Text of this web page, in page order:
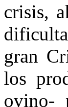
crisis,
gran
los
ovino-